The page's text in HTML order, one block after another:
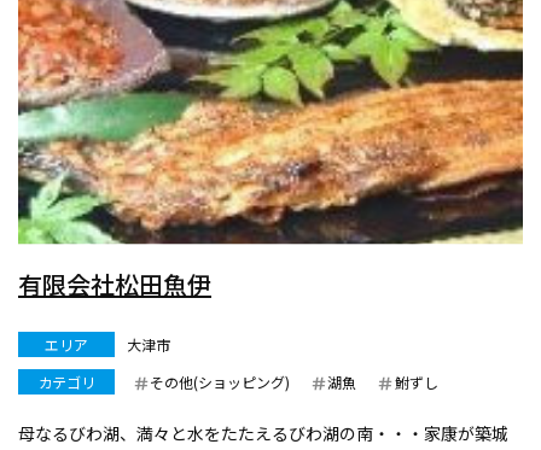
有限会社松田魚伊
エリア
大津市
カテゴリ
その他(ショッピング) 湖魚 鮒ずし
母なるびわ湖、満々と水をたたえるびわ湖の南・・・家康が築城